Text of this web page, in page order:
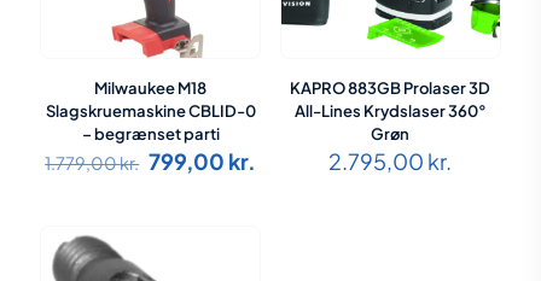
Milwaukee M18
Slagskruemaskine CBLID-0
– begrænset parti
1.779,00kr. Den
oprindelige
799,00 kr.
KAPRO 883GB Prolaser 3D
All-Lines Krydslaser 360°
Grøn
2.795,00 kr.